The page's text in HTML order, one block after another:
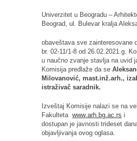
Univerzitet u Beogradu –
Beograd, ul. Bulevar kralja
obaveštava sve zainteresovane
br. 02-11/1-8 od 26.02.2021.g.
u naučno zvanje stavlja na uvid
Komisija predlaže da se
Milovanović, mast.inž.arh.,
istraživač saradnik.
Izveštaj Komisije nalazi se na
Fakulteta www.arh. bg.ac.rs i
dostupan je javnosti trideset
objavljivanja ovog oglasa.